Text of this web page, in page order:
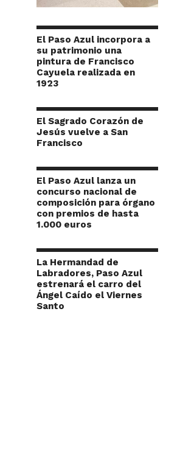
El Paso Azul incorpora a
su patrimonio una
pintura de Francisco
Cayuela realizada en
1923
El Sagrado Corazón de
Jesús vuelve a San
Francisco
El Paso Azul lanza un
concurso nacional de
composición para órgano
con premios de hasta
1.000 euros
La Hermandad de
Labradores, Paso Azul
estrenará el carro del
Ángel Caído el Viernes
Santo